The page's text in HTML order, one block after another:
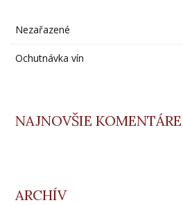
Nezařazené
Ochutnávka vín
NAJNOVŠIE KOMENTÁRE
ARCHÍV